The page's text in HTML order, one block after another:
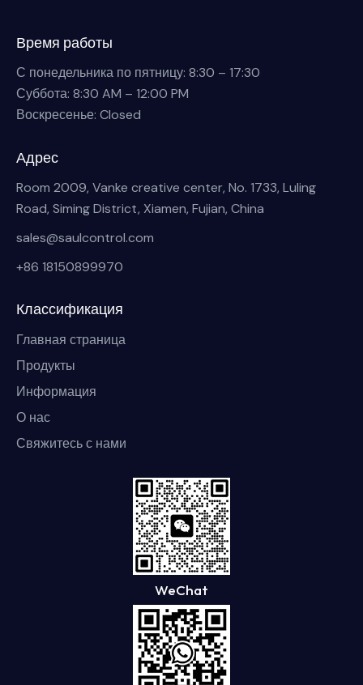
Время работы
С понедельника по пятницу: 8:30 – 17:30
Суббота: 8:30 AM – 12:00 PM
Воскресенье: Closed
Адрес
Room 2009, Vanke creative center, No. 1733, Luling
Road, Siming District, Xiamen, Fujian, China
sales@saulcontrol.com
+86 18150899970
Классификация
Главная страница
Продукты
Информация
О нас
Свяжитесь с нами
WeChat